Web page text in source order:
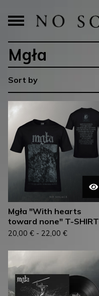
Mgła
Sort by
Mgła "With hearts
toward none" T-SHIRT
20,00 € - 22,00 €